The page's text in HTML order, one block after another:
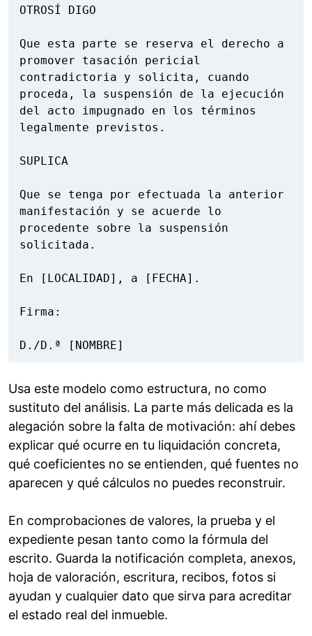
OTROSÍ DIGO
Que esta parte se reserva el derecho a
promover tasación pericial
contradictoria y solicita, cuando
proceda, la suspensión de la ejecución
del acto impugnado en los términos
legalmente previstos.
SUPLICA
Que se tenga por efectuada la anterior
manifestación y se acuerde lo
procedente sobre la suspensión
solicitada.
En [LOCALIDAD], a [FECHA].
Firma:
D./D.ª [NOMBRE]
Usa este modelo como estructura, no como
sustituto del análisis. La parte más delicada es la
alegación sobre la falta de motivación: ahí debes
explicar qué ocurre en tu liquidación concreta,
qué coeficientes no se entienden, qué fuentes no
aparecen y qué cálculos no puedes reconstruir.
En comprobaciones de valores, la prueba y el
expediente pesan tanto como la fórmula del
escrito. Guarda la notificación completa, anexos,
hoja de valoración, escritura, recibos, fotos si
ayudan y cualquier dato que sirva para acreditar
el estado real del inmueble.